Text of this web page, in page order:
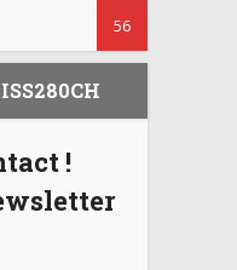
56
!